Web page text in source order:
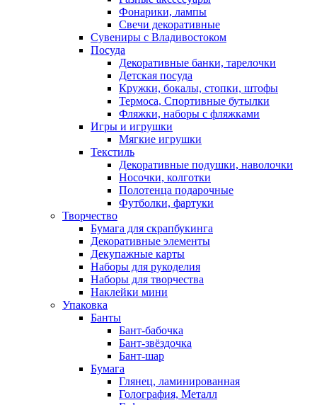
Фонарики, лампы
Свечи декоративные
Сувениры с Владивостоком
Посуда
Декоративные банки, тарелочки
Детская посуда
Кружки, бокалы, стопки, штофы
Термоса, Спортивные бутылки
Фляжки, наборы с фляжками
Игры и игрушки
Мягкие игрушки
Текстиль
Декоративные подушки, наволочки
Носочки, колготки
Полотенца подарочные
Футболки, фартуки
Творчество
Бумага для скрапбукинга
Декоративные элементы
Декупажные карты
Наборы для рукоделия
Наборы для творчества
Наклейки мини
Упаковка
Банты
Бант-бабочка
Бант-звёздочка
Бант-шар
Бумага
Глянец, ламинированная
Голография, Металл